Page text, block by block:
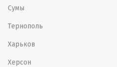
Сумы
Тернополь
Харьков
Херсон